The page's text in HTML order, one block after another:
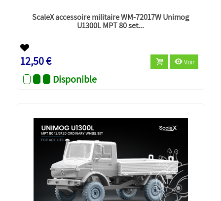
ScaleX accessoire militaire WM-72017W Unimog
U1300L MPT 80 set...
12,50 € Voir
Disponible